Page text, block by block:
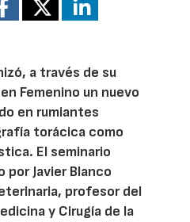
a través de su
Femenino un nuevo
en rumiantes
torácica como
El seminario
Javier Blanco
profesor del
y Cirugía de la